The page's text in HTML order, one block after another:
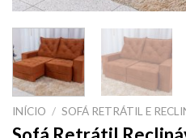
INÍCIO / SOFÁ RETRÁTIL E